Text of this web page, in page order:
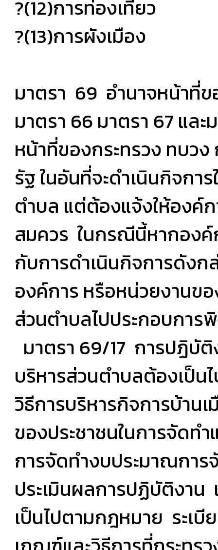
?(12)การท่องเที่ยว
?(13)การผังเมือง
มาตรา 69 อำนาจหน้าที่
มาตรา 66 มาตรา 67 แล
หน้าที่ของกระทรวง ทบว
รัฐ ในอันที่จะดำเนินกิจกา
ตำบล แต่ต้องแจ้งให้องค์
สมควร ในกรณีนี้หากองค์
กับการดำเนินกิจการดังก
องค์การ หรือหน่วยงานข
ส่วนตำบลไปประกอบกา
มาตรา 69/17 การปฏิบั
บริหารส่วนตำบลต้องเป็น
วิธีการบริหารกิจการบ้าน
ของประชาชนในการจัด
การจัดทำงบประมาณกา
ประเมินผลการปฏิบัติงาน
เป็นไปตามกฎหมาย ระเ